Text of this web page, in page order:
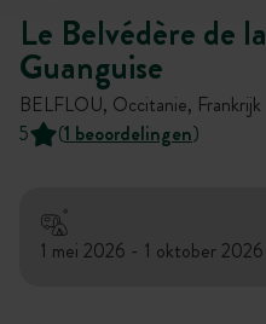
Le Belvédère de la
Guanguise
BELFLOU, Occitanie, Frankrijk
5 (1 beoordelingen)
1 mei 2026 - 1 oktober 2026